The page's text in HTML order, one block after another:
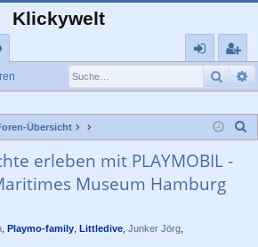
Klickywelt
de
n
eg
rie
re
Übersicht
erleben mit PLAYMOBIL -
Museum Hamburg
Playmo-family Littledive Junker Jörg